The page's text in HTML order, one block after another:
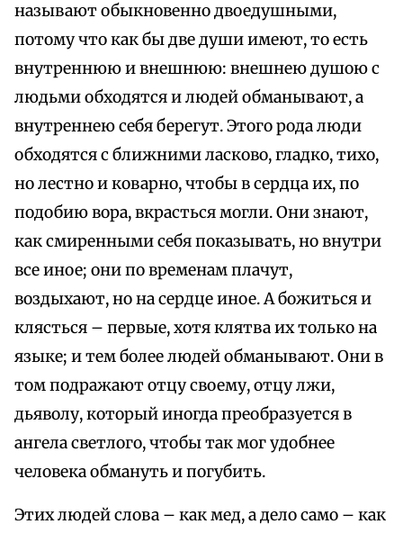
называют обыкновенно двоедушными,
потому что как бы две души имеют, то есть
внутреннюю и внешнюю: внешнею душою с
людьми обходятся и людей обманывают, а
внутреннею себя берегут. Этого рода люди
обходятся с ближними ласково, гладко, тихо,
но лестно и коварно, чтобы в сердца их, по
подобию вора, вкрасться могли. Они знают,
как смиренными себя показывать, но внутри
все иное; они по временам плачут,
воздыхают, но на сердце иное. А божиться и
клясться – первые, хотя клятва их только на
языке; и тем более людей обманывают. Они в
том подражают отцу своему, отцу лжи,
дьяволу, который иногда преобразуется в
ангела светлого, чтобы так мог удобнее
человека обмануть и погубить.
Этих людей слова – как мед, а дело само – как